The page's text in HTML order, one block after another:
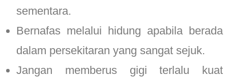
sementara.
Bernafas melalui hidung apabila berada
dalam persekitaran yang sangat sejuk.
Jangan memberus gigi terlalu kuat